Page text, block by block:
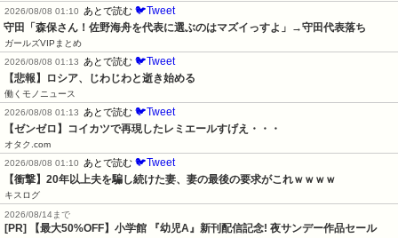
2026/08/08 01:10 あとで読む 🐦Tweet
守田「森保さん！佐野海舟を代表に選ぶのはマズイっすよ」→守田代表落ち
ガールズVIPまとめ
2026/08/08 01:13 あとで読む 🐦Tweet
【悲報】ロシア、じわじわと逝き始める
働くモノニュース
2026/08/08 01:13 あとで読む 🐦Tweet
【ゼンゼロ】コイカツで再現したレミエールすげえ・・・
オタク.com
2026/08/08 01:10 あとで読む 🐦Tweet
【衝撃】20年以上夫を騙し続けた妻、妻の最後の要求がこれｗｗｗｗ
キスログ
2026/08/14まで
[PR] 【最大50%OFF】小学館 『幼児A』新刊配信記念! 夜サンデー作品セール